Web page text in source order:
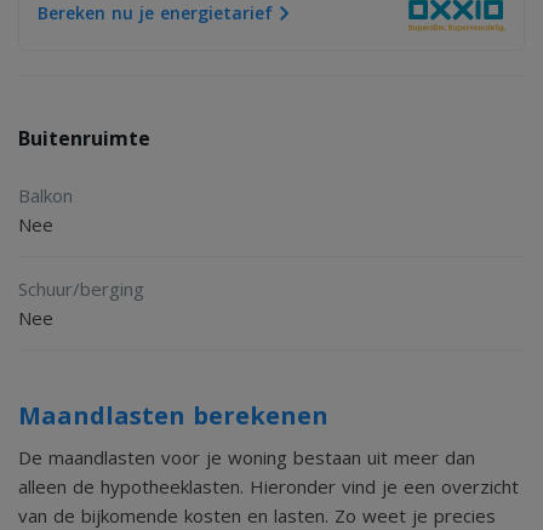
Bereken nu je energietarief
Buitenruimte
Balkon
Nee
Schuur/berging
Nee
Maandlasten berekenen
De maandlasten voor je woning bestaan uit meer dan
alleen de hypotheeklasten. Hieronder vind je een overzicht
van de bijkomende kosten en lasten. Zo weet je precies